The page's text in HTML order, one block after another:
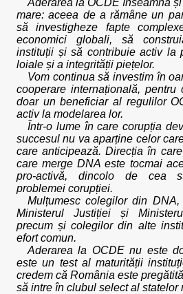
Aderarea la OCDE înseamnă
mare: aceea de a rămâne un
să investigheze fapte
economici globali, să
instituții și să contribuie activ la
loiale și a integrității piețelor.
Vom continua să investim în
cooperare internațională,
doar un beneficiar al regulilor
activ la modelarea lor.
Într-o lume în care corupția
succesul nu va aparține celor
care anticipează. Direcția în
care merge DNA este tocmai
pro-activă, dincolo de cea
problemei corupției.
Mulțumesc colegilor din
Ministerul Justiției și
precum și colegilor din alte
efort comun.
Aderarea la OCDE nu este
este un test al maturității
credem că România este
să intre în clubul select al statelor